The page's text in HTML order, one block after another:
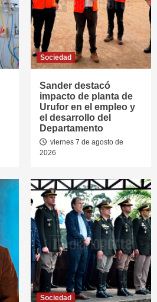
Sociedad
Sander destacó
impacto de planta de
Urufor en el empleo y
el desarrollo del
Departamento
viernes 7 de agosto de
2026
Sociedad